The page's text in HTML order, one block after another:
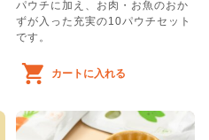
パウチに加え、お肉・お魚のおか
ずが入った充実の10パウチセット
です。
カートに入れる